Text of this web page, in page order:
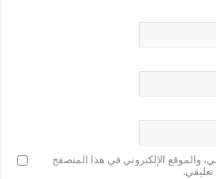
والموقع الإلكتروني في هذا المتصفح